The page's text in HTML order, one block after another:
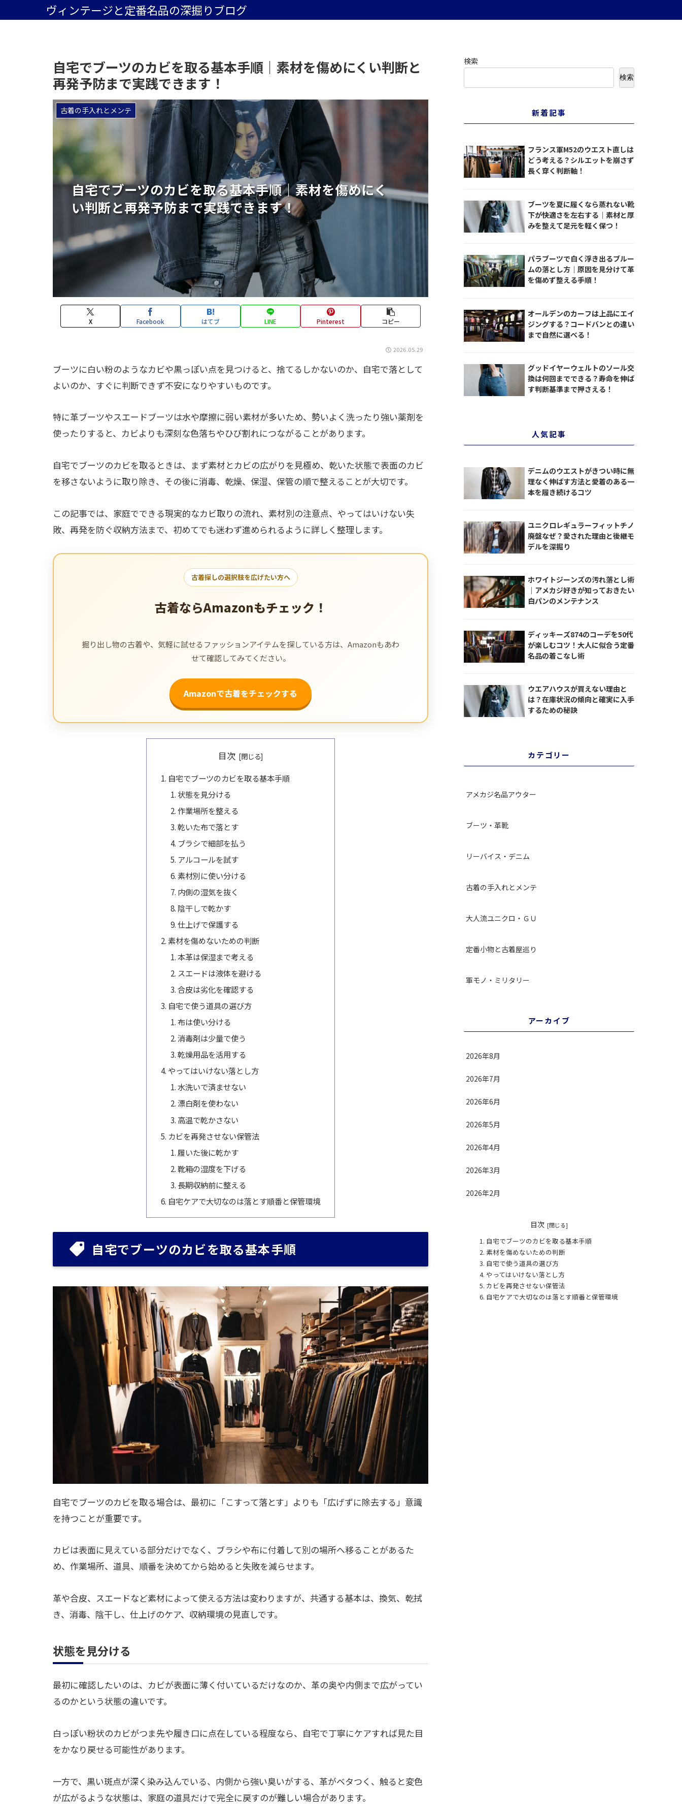
ヴィンテージと定番名品の深掘りブログ
自宅でブーツのカビを取る基本手順｜素材を傷めにくい判断と
再発予防まで実践できます！
自宅でブーツのカビを取る基本手順｜素材を傷めにく
い判断と再発予防まで実践できます！
古着の手入れとメンテ
X Facebook はてブ LINE Pinterest コピー
2026.05.29
ブーツに白い粉のようなカビや黒っぽい点を見つけると、捨てるしかないのか、自宅で落として
よいのか、すぐに判断できず不安になりやすいものです。
特に革ブーツやスエードブーツは水や摩擦に弱い素材が多いため、勢いよく洗ったり強い薬剤を
使ったりすると、カビよりも深刻な色落ちやひび割れにつながることがあります。
自宅でブーツのカビを取るときは、まず素材とカビの広がりを見極め、乾いた状態で表面のカビ
を移さないように取り除き、その後に消毒、乾燥、保湿、保管の順で整えることが大切です。
この記事では、家庭でできる現実的なカビ取りの流れ、素材別の注意点、やってはいけない失
敗、再発を防ぐ収納方法まで、初めてでも迷わず進められるように詳しく整理します。
古着探しの選択肢を広げたい方へ
古着ならAmazonもチェック！
掘り出し物の古着や、気軽に試せるファッションアイテムを探している方は、Amazonもあわ
せて確認してみてください。
Amazonで古着をチェックする
目次
自宅でブーツのカビを取る基本手順
状態を見分ける
作業場所を整える
乾いた布で落とす
ブラシで細部を払う
アルコールを試す
素材別に使い分ける
内側の湿気を抜く
陰干しで乾かす
仕上げで保護する
素材を傷めないための判断
本革は保湿まで考える
スエードは液体を避ける
合皮は劣化を確認する
自宅で使う道具の選び方
布は使い分ける
消毒剤は少量で使う
乾燥用品を活用する
やってはいけない落とし方
水洗いで済ませない
漂白剤を使わない
高温で乾かさない
カビを再発させない保管法
履いた後に乾かす
靴箱の湿度を下げる
長期収納前に整える
自宅ケアで大切なのは落とす順番と保管環境
自宅でブーツのカビを取る基本手順
自宅でブーツのカビを取る場合は、最初に「こすって落とす」よりも「広げずに除去する」意識
を持つことが重要です。
カビは表面に見えている部分だけでなく、ブラシや布に付着して別の場所へ移ることがあるた
め、作業場所、道具、順番を決めてから始めると失敗を減らせます。
革や合皮、スエードなど素材によって使える方法は変わりますが、共通する基本は、換気、乾拭
き、消毒、陰干し、仕上げのケア、収納環境の見直しです。
状態を見分ける
最初に確認したいのは、カビが表面に薄く付いているだけなのか、革の奥や内側まで広がってい
るのかという状態の違いです。
白っぽい粉状のカビがつま先や履き口に点在している程度なら、自宅で丁寧にケアすれば見た目
をかなり戻せる可能性があります。
一方で、黒い斑点が深く染み込んでいる、内側から強い臭いがする、革がベタつく、触ると変色
が広がるような状態は、家庭の道具だけで完全に戻すのが難しい場合があります。
検索
検索
新着記事
フランス軍M52のウエスト直しは
どう考える？シルエットを崩さず
長く穿く判断軸！
ブーツを夏に履くなら蒸れない靴
下が快適さを左右する｜素材と厚
みを整えて足元を軽く保つ！
パラブーツで白く浮き出るブルー
ムの落とし方｜原因を見分けて革
を傷めず整える手順！
オールデンのカーフは上品にエイ
ジングする？コードバンとの違い
まで自然に選べる！
グッドイヤーウェルトのソール交
換は何回までできる？寿命を伸ば
す判断基準まで押さえる！
人気記事
デニムのウエストがきつい時に無
理なく伸ばす方法と愛着のある一
本を履き続けるコツ
ユニクロレギュラーフィットチノ
廃盤なぜ？愛された理由と後継モ
デルを深掘り
ホワイトジーンズの汚れ落とし術
｜アメカジ好きが知っておきたい
白パンのメンテナンス
ディッキーズ874のコーデを50代
が楽しむコツ！大人に似合う定番
名品の着こなし術
ウエアハウスが買えない理由と
は？在庫状況の傾向と確実に入手
するための秘訣
カテゴリー
アメカジ名品アウター
ブーツ・革靴
リーバイス・デニム
古着の手入れとメンテ
大人流ユニクロ・ＧＵ
定番小物と古着屋巡り
軍モノ・ミリタリー
アーカイブ
2026年8月
2026年7月
2026年6月
2026年5月
2026年4月
2026年3月
2026年2月
目次
自宅でブーツのカビを取る基本手順
素材を傷めないための判断
自宅で使う道具の選び方
やってはいけない落とし方
カビを再発させない保管法
自宅ケアで大切なのは落とす順番と保管環境